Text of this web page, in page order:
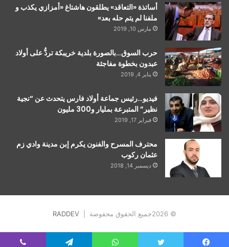
أساتذة «التعاقد» يطلقون هاشتاغ «أمزازي يكذب و
ملفنا لم يتم حله بعد»
مارس 10, 2019
حرب السوق…بالصورة بلدية خريبكة تردُّ على أولاد
عبدون بخطوة مفاجئة
يناير 4, 2019
فيديو…رئيس جماعة أولاد فارس يتحدث عن “نجية
نظير” المتبرعة بمليار و300 مليون
فبراير 17, 2019
محترف المسرح والفنون يكرم إبن مدينة وادي زم
عثمان ركوب
ديسمبر 14, 2018
© 2026جميع الحقوق محفوضة | RADDEV